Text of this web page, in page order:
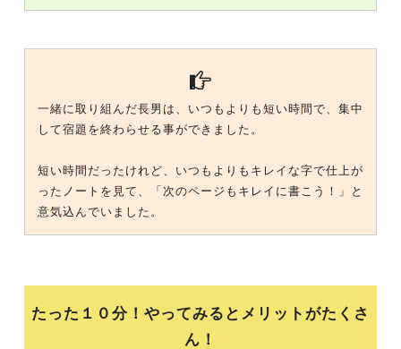
一緒に取り組んだ長男は、いつもよりも短い時間で、集中
して宿題を終わらせる事ができました。
短い時間だったけれど、いつもよりもキレイな字で仕上が
ったノートを見て、「次のページもキレイに書こう！」と
意気込んでいました。
たった１０分！やってみるとメリットがたくさ
ん！